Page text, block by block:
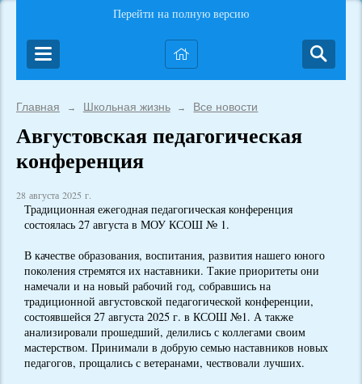
Перейти на полную версию
Главная → Школьная жизнь → Все новости
Августовская педагогическая
конференция
28 августа 2025 г.
Традиционная ежегодная педагогическая конференция
состоялась 27 августа в МОУ КСОШ № 1.
В качестве образования, воспитания, развития нашего юного
поколения стремятся их наставники. Такие приоритеты они
намечали и на новый рабочий год, собравшись на
традиционной августовской педагогической конференции,
состоявшейся 27 августа 2025 г. в КСОШ №1. А также
анализировали прошедший, делились с коллегами своим
мастерством. Принимали в добрую семью наставников новых
педагогов, прощались с ветеранами, чествовали лучших.